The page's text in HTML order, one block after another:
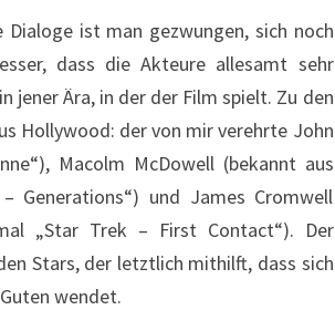
ist man gezwungen, sich noch
dass die Akteure allesamt sehr
jener Ära, in der der Film spielt. Zu den
Hollywood: der von mir verehrte John
Macolm McDowell (bekannt aus
Generations“) und James Cromwell
„Star Trek – First Contact“). Der
Stars, der letztlich mithilft, dass sich
wendet.